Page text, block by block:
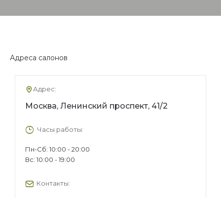
Адреса салонов
Адрес:
Москва, Ленинский проспект, 41/2
Часы работы:
Пн-Сб: 10:00 - 20:00
Вс: 10:00 - 19:00
Контакты: